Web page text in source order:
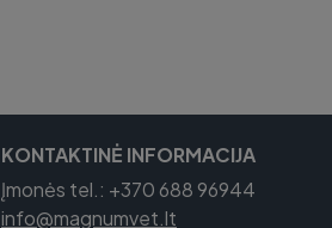
KONTAKTINĖ INFORMACIJA
Įmonės tel.: +370 688 96944
info@magnumvet.lt